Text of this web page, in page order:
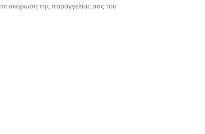
ακύρωση της παραγγελίας σας του